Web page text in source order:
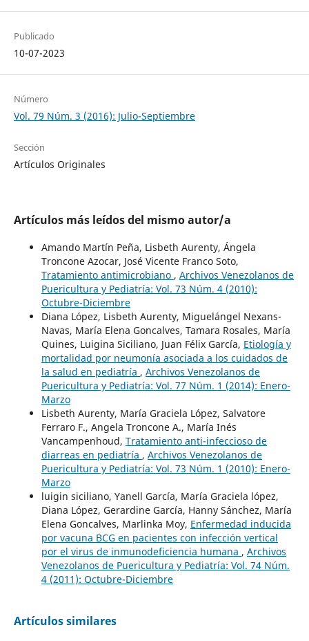
Publicado
10-07-2023
Número
Vol. 79 Núm. 3 (2016): Julio-Septiembre
Sección
Artículos Originales
Artículos más leídos del mismo autor/a
Amando Martín Peña, Lisbeth Aurenty, Ángela
Troncone Azocar, José Vicente Franco Soto,
Tratamiento antimicrobiano , Archivos Venezolanos de
Puericultura y Pediatría: Vol. 73 Núm. 4 (2010):
Octubre-Diciembre
Diana López, Lisbeth Aurenty, Miguelángel Nexans-
Navas, María Elena Goncalves, Tamara Rosales, María
Quines, Luigina Siciliano, Juan Félix García, Etiología y
mortalidad por neumonía asociada a los cuidados de
la salud en pediatría , Archivos Venezolanos de
Puericultura y Pediatría: Vol. 77 Núm. 1 (2014): Enero-
Marzo
Lisbeth Aurenty, María Graciela López, Salvatore
Ferraro F., Angela Troncone A., María Inés
Vancampenhoud, Tratamiento anti-infeccioso de
diarreas en pediatría , Archivos Venezolanos de
Puericultura y Pediatría: Vol. 73 Núm. 1 (2010): Enero-
Marzo
luigin siciliano, Yanell García, María Graciela lópez,
Diana López, Gerardine García, Hanny Sánchez, María
Elena Goncalves, Marlinka Moy, Enfermedad inducida
por vacuna BCG en pacientes con infección vertical
por el virus de inmunodeficiencia humana , Archivos
Venezolanos de Puericultura y Pediatría: Vol. 74 Núm.
4 (2011): Octubre-Diciembre
Artículos similares